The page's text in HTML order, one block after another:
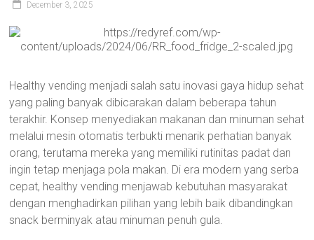
December 3, 2025
Healthy vending menjadi salah satu inovasi gaya hidup sehat
yang paling banyak dibicarakan dalam beberapa tahun
terakhir. Konsep menyediakan makanan dan minuman sehat
melalui mesin otomatis terbukti menarik perhatian banyak
orang, terutama mereka yang memiliki rutinitas padat dan
ingin tetap menjaga pola makan. Di era modern yang serba
cepat, healthy vending menjawab kebutuhan masyarakat
dengan menghadirkan pilihan yang lebih baik dibandingkan
snack berminyak atau minuman penuh gula.